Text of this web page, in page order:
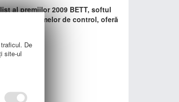
al premiilor 2009 BETT, softul
diagramelor de control, oferă
De
site-ul